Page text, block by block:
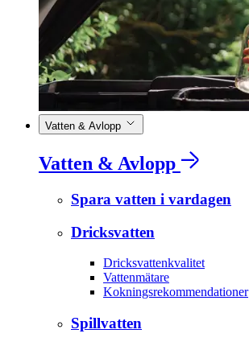
Vatten & Avlopp
Vatten & Avlopp
Spara vatten i vardagen
Dricksvatten
Dricksvattenkvalitet
Vattenmätare
Kokningsrekommendationer
Spillvatten